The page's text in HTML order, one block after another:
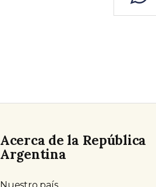
Acerca de la República
Argentina